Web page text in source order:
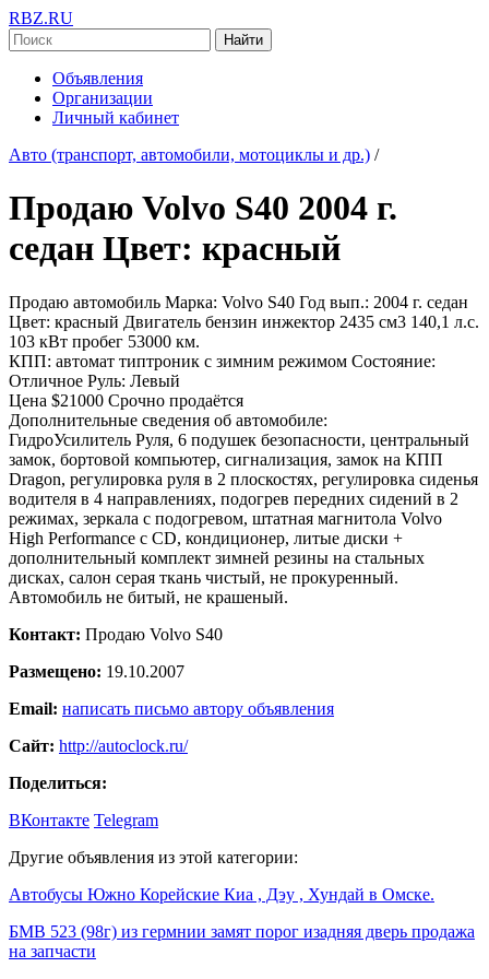
RBZ.RU
Найти
Объявления
Организации
Личный кабинет
Авто (транспорт, автомобили, мотоциклы и др.) /
Продаю Volvo S40 2004 г.
седан Цвет: красный
Продаю автомобиль Марка: Volvo S40 Год вып.: 2004 г. седан
Цвет: красный Двигатель бензин инжектор 2435 см3 140,1 л.с.
103 кВт пробег 53000 км.
КПП: автомат типтроник с зимним режимом Состояние:
Отличное Руль: Левый
Цена $21000 Срочно продаётся
Дополнительные сведения об автомобиле:
ГидроУсилитель Руля, 6 подушек безопасности, центральный
замок, бортовой компьютер, сигнализация, замок на КПП
Dragon, регулировка руля в 2 плоскостях, регулировка сиденья
водителя в 4 направлениях, подогрев передних сидений в 2
режимах, зеркала с подогревом, штатная магнитола Volvo
High Performance с CD, кондиционер, литые диски +
дополнительный комплект зимней резины на стальных
дисках, салон серая ткань чистый, не прокуренный.
Автомобиль не битый, не крашеный.
Контакт: Продаю Volvo S40
Размещено: 19.10.2007
Email: написать письмо автору объявления
Сайт: http://autoclock.ru/
Поделиться:
ВКонтакте Telegram
Другие объявления из этой категории:
Автобусы Южно Корейские Киа , Дэу , Хундай в Омске.
БМВ 523 (98г) из гермнии замят порог изадняя дверь продажа
на запчасти